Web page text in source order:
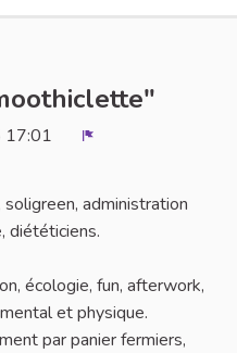
17:01
administration
diététiciens.
écologie, fun, afterwork,
et physique.
par panier fermiers,